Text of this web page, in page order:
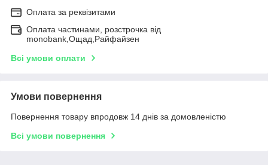
Оплата за реквізитами
Оплата частинами, розстрочка від
monobank,Ощад,Райфайзен
Всі умови оплати
Умови повернення
Повернення товару впродовж 14 днів за домовленістю
Всі умови повернення